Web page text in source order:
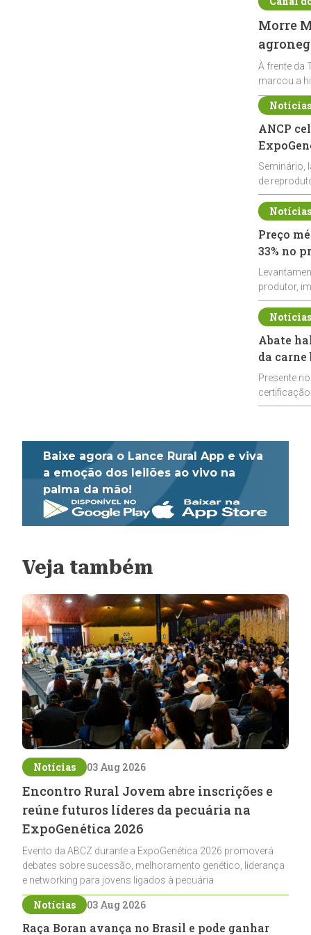
Morre
À frente da
marcou a
ANCP
Seminário,
de
durante a
Preço
33% no
produtor,
de leite cru
Abate
da
Presente
Baixe agora o Lance Rural App e viva
a emoção dos leilões ao vivo na
palma da mão!
Veja também
Notícias 03 Aug 2026
Encontro Rural Jovem abre inscrições e
reúne futuros líderes da pecuária na
ExpoGenética 2026
Evento da ABCZ durante a ExpoGenética 2026 promoverá
debates sobre sucessão, melhoramento genético, liderança
e networking para jovens ligados à pecuária
Notícias 03 Aug 2026
Raça Boran avança no Brasil e pode ganhar